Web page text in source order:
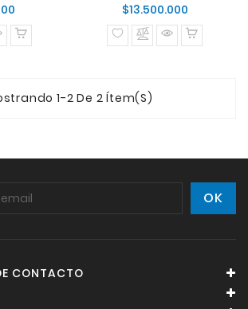
normal
$13.500.000Precio
normal
1-2 De 2 Ítem(s)
CONTACTO